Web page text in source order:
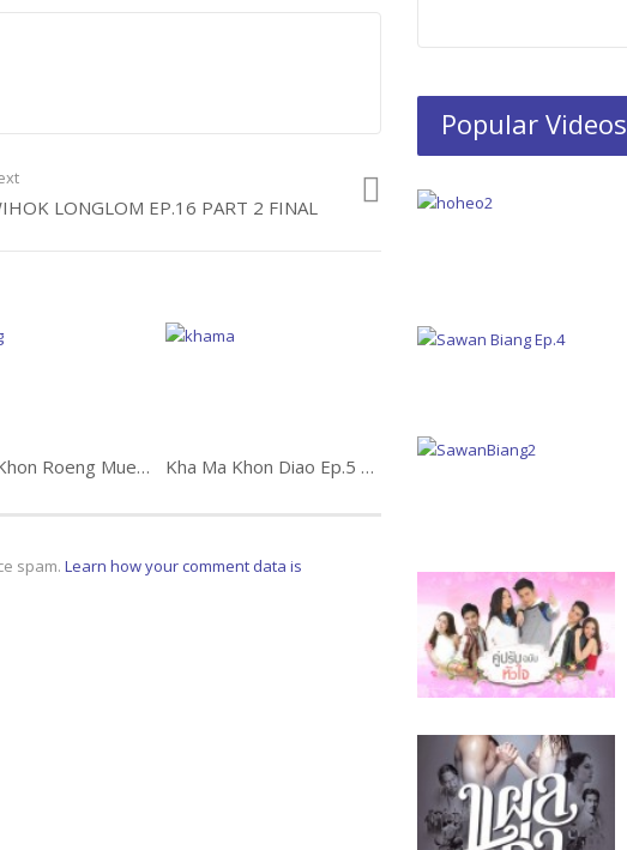
LONGLOM EP.16 PART 2 FINAL
Phring Khon Roeng Mueang Ep.11 พริ้งคนเริงเมือง Kha Ma Khon Diao Ep.5 ข้ามาคนเดียว
spam. Learn how your comment data is
Popular Videos